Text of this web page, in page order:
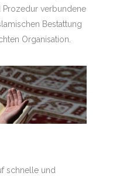
Prozedur verbundene
Bestattung
Organisation.
schnelle und